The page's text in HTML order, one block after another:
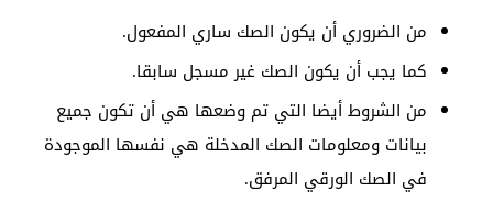
من الضروري أن يكون الصك ساري المفعول.
كما يجب أن يكون الصك غير مسجل سابقا.
من الشروط أيضا التي تم وضعها هي أن تكون جميع
بيانات ومعلومات الصك المدخلة هي نفسها الموجودة
في الصك الورقي المرفق.